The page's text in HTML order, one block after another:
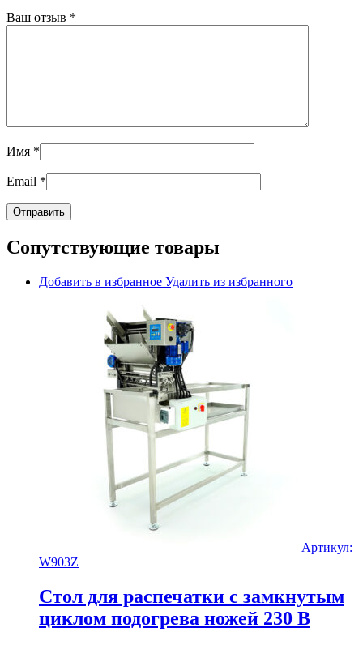
Ваш отзыв *
Имя *
Email *
Сопутствующие товары
Добавить в избранное Удалить из избранного
Артикул:
W903Z
Стол для распечатки с замкнутым
циклом подогрева ножей 230 В